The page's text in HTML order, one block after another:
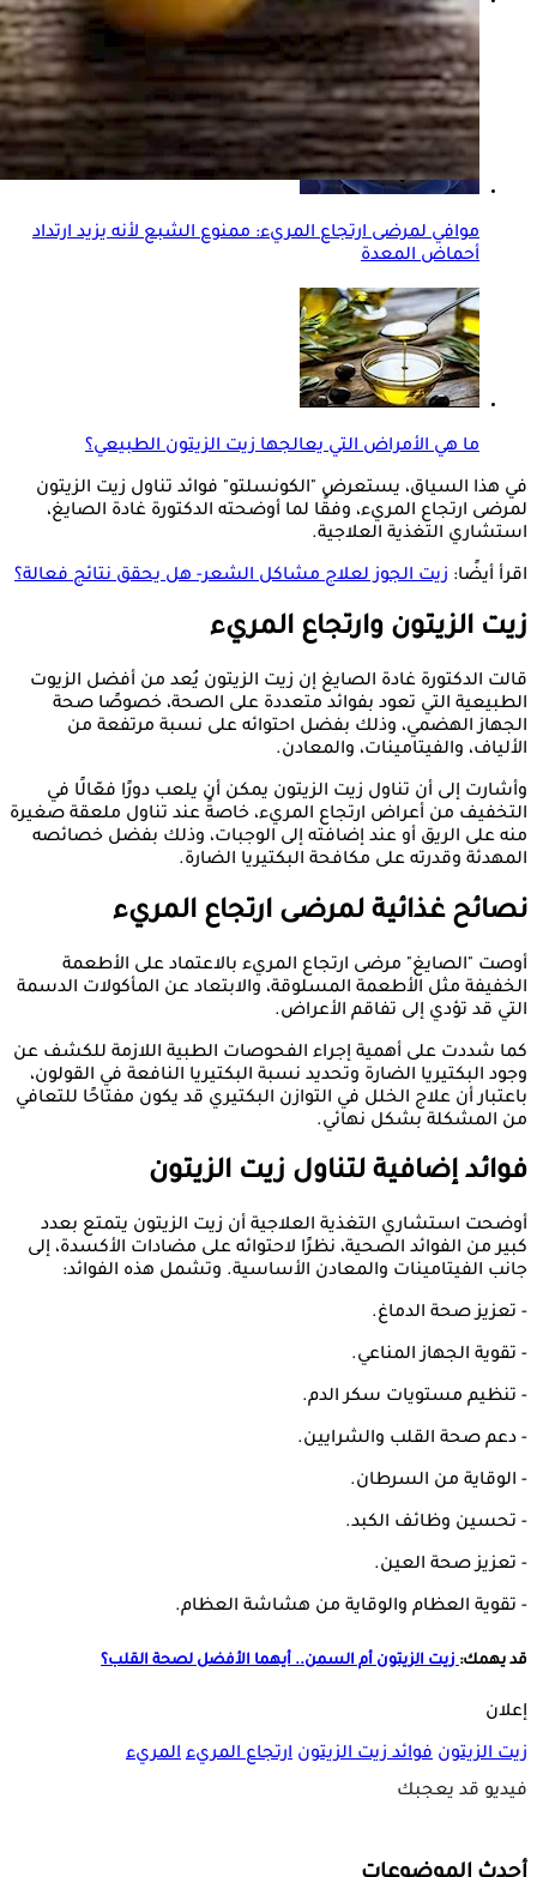
إهمال ارتجاع المريء- متى يستدعي القلق؟
موافي لمرضى ارتجاع المريء: ممنوع الشبع لأنه يزيد ارتداد
أحماض المعدة
ما هي الأمراض التي يعالجها زيت الزيتون الطبيعي؟
في هذا السياق، يستعرض "الكونسلتو" فوائد تناول زيت الزيتون
لمرضى ارتجاع المريء، وفقًا لما أوضحته الدكتورة غادة الصايغ،
استشاري التغذية العلاجية.
اقرأ أيضًا: زيت الجوز لعلاج مشاكل الشعر- هل يحقق نتائج فعالة؟
زيت الزيتون وارتجاع المريء
قالت الدكتورة غادة الصايغ إن زيت الزيتون يُعد من أفضل الزيوت
الطبيعية التي تعود بفوائد متعددة على الصحة، خصوصًا صحة
الجهاز الهضمي، وذلك بفضل احتوائه على نسبة مرتفعة من
الألياف، والفيتامينات، والمعادن.
وأشارت إلى أن تناول زيت الزيتون يمكن أن يلعب دورًا فعّالًا في
التخفيف من أعراض ارتجاع المريء، خاصةً عند تناول ملعقة صغيرة
منه على الريق أو عند إضافته إلى الوجبات، وذلك بفضل خصائصه
المهدئة وقدرته على مكافحة البكتيريا الضارة.
نصائح غذائية لمرضى ارتجاع المريء
أوصت "الصايغ" مرضى ارتجاع المريء بالاعتماد على الأطعمة
الخفيفة مثل الأطعمة المسلوقة، والابتعاد عن المأكولات الدسمة
التي قد تؤدي إلى تفاقم الأعراض.
كما شددت على أهمية إجراء الفحوصات الطبية اللازمة للكشف عن
وجود البكتيريا الضارة وتحديد نسبة البكتيريا النافعة في القولون،
باعتبار أن علاج الخلل في التوازن البكتيري قد يكون مفتاحًا للتعافي
من المشكلة بشكل نهائي.
فوائد إضافية لتناول زيت الزيتون
أوضحت استشاري التغذية العلاجية أن زيت الزيتون يتمتع بعدد
كبير من الفوائد الصحية، نظرًا لاحتوائه على مضادات الأكسدة، إلى
جانب الفيتامينات والمعادن الأساسية. وتشمل هذه الفوائد:
- تعزيز صحة الدماغ.
- تقوية الجهاز المناعي.
- تنظيم مستويات سكر الدم.
- دعم صحة القلب والشرايين.
- الوقاية من السرطان.
- تحسين وظائف الكبد.
- تعزيز صحة العين.
- تقوية العظام والوقاية من هشاشة العظام.
قد يهمك:زيت الزيتون أم السمن.. أيهما الأفضل لصحة القلب؟
إعلان
زيت الزيتون فوائد زيت الزيتون ارتجاع المريء المريء
فيديو قد يعجبك